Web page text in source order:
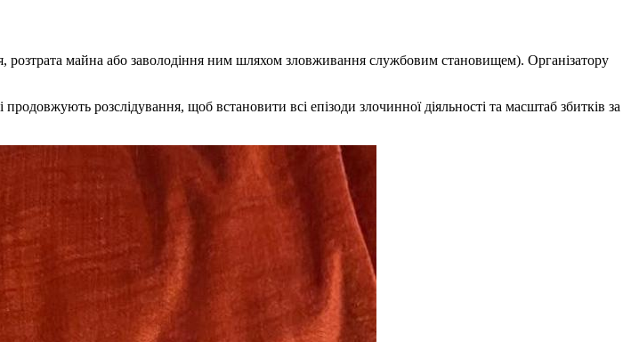
розтрата майна або заволодіння ним шляхом зловживання службовим становищем). Організатору
розслідування, щоб встановити всі епізоди злочинної діяльності та масштаб збитків за